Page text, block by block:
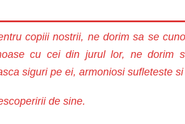
copiii nostrii, ne dorim sa se
cu cei din jurul lor, ne dorim
siguri pe ei, armoniosi sufleteste
de sine.